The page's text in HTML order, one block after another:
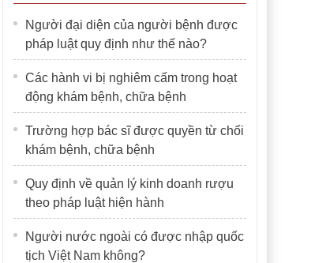
Người đại diện của người bệnh được
pháp luật quy định như thế nào?
Các hành vi bị nghiêm cấm trong hoạt
động khám bệnh, chữa bệnh
Trường hợp bác sĩ được quyền từ chối
khám bệnh, chữa bệnh
Quy định về quản lý kinh doanh rượu
theo pháp luật hiện hành
Người nước ngoài có được nhập quốc
tịch Việt Nam không?